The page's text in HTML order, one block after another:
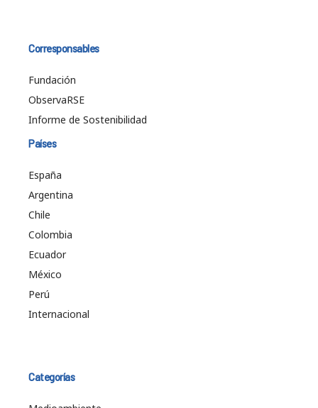
Corresponsables
Fundación
ObservaRSE
Informe de Sostenibilidad
Países
España
Argentina
Chile
Colombia
Ecuador
México
Perú
Internacional
Categorías